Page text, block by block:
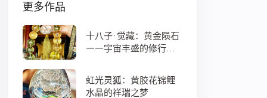
更多作品
十八子·觉藏：黄金陨石
——宇宙丰盛的修行之
虹光灵狐：黄胶花锦鲤
水晶的祥瑞之梦